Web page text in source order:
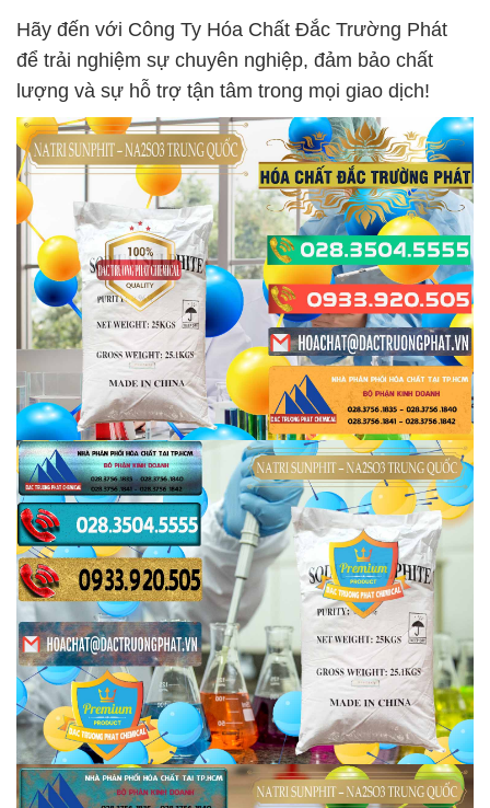
Hãy đến với Công Ty Hóa Chất Đắc Trường Phát
để trải nghiệm sự chuyên nghiệp, đảm bảo chất
lượng và sự hỗ trợ tận tâm trong mọi giao dịch!